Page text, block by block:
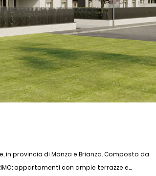
provincia di Monza e Brianza. Composto da
appartamenti con ampie terrazze e...